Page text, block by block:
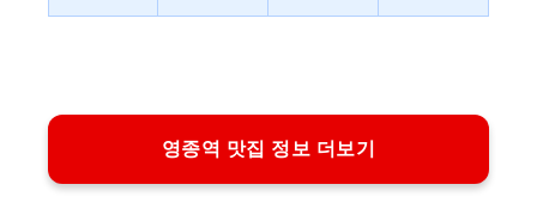
영종역 맛집 정보 더보기